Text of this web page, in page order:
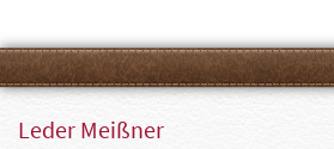
Leder Meißner